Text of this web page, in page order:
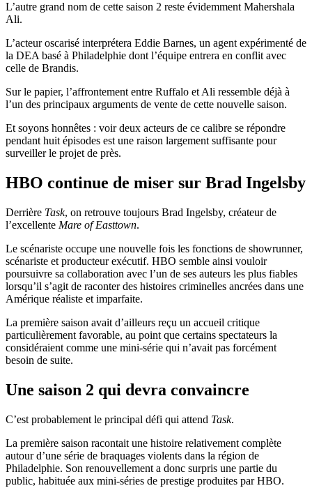
L’autre grand nom de cette saison 2 reste évidemment Mahershala
Ali.
L’acteur oscarisé interprétera Eddie Barnes, un agent expérimenté de
la DEA basé à Philadelphie dont l’équipe entrera en conflit avec
celle de Brandis.
Sur le papier, l’affrontement entre Ruffalo et Ali ressemble déjà à
l’un des principaux arguments de vente de cette nouvelle saison.
Et soyons honnêtes : voir deux acteurs de ce calibre se répondre
pendant huit épisodes est une raison largement suffisante pour
surveiller le projet de près.
HBO continue de miser sur Brad Ingelsby
Derrière Task, on retrouve toujours Brad Ingelsby, créateur de
l’excellente Mare of Easttown.
Le scénariste occupe une nouvelle fois les fonctions de showrunner,
scénariste et producteur exécutif. HBO semble ainsi vouloir
poursuivre sa collaboration avec l’un de ses auteurs les plus fiables
lorsqu’il s’agit de raconter des histoires criminelles ancrées dans une
Amérique réaliste et imparfaite.
La première saison avait d’ailleurs reçu un accueil critique
particulièrement favorable, au point que certains spectateurs la
considéraient comme une mini-série qui n’avait pas forcément
besoin de suite.
Une saison 2 qui devra convaincre
C’est probablement le principal défi qui attend Task.
La première saison racontait une histoire relativement complète
autour d’une série de braquages violents dans la région de
Philadelphie. Son renouvellement a donc surpris une partie du
public, habituée aux mini-séries de prestige produites par HBO.